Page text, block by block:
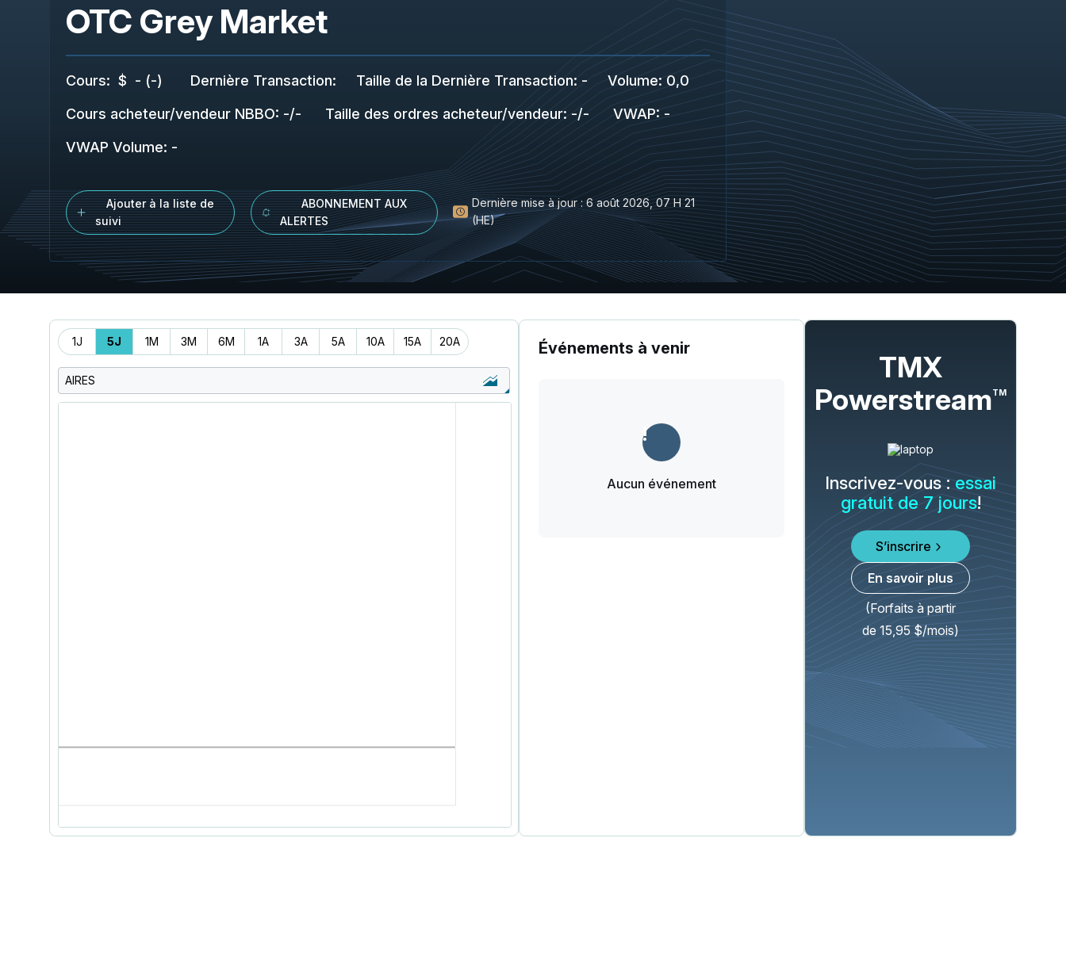
OTC Grey Market
Cours: $ - (-) Dernière Transaction: Taille de la Dernière Transaction: - Volume: 0,0
Cours acheteur/vendeur NBBO: -/- Taille des ordres acheteur/vendeur: -/- VWAP: -
VWAP Volume: -
Ajouter à la liste de
suivi
ABONNEMENT AUX
ALERTES
Dernière mise à jour : 6 août 2026, 07 H 21
(HE)
Période
1J 5J 1M 3M 6M 1A 3A 5A 10A 15A 20A
AIRES
Événements à venir
Aucun événement
TMX
PowerstreamTM
Inscrivez-vous :essai
gratuit de 7 jours!
S’inscrire
En savoir plus
(Forfaits à partir
de 15,95 $/mois)